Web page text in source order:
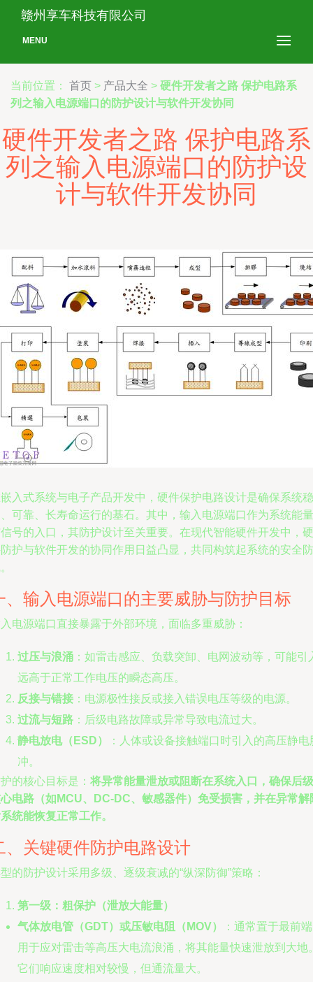
赣州享车科技有限公司
MENU
当前位置： 首页 > 产品大全 > 硬件开发者之路 保护电路系
列之输入电源端口的防护设计与软件开发协同
硬件开发者之路 保护电路系
列之输入电源端口的防护设
计与软件开发协同
入式系统与电子产品开发中，硬件保护电路设计是确保系统稳
可靠、长寿命运行的基石。其中，输入电源端口作为系统能量
号的入口，其防护设计至关重要。在现代智能硬件开发中，硬
护与软件开发的协同作用日益凸显，共同构筑起系统的安全防
、输入电源端口的主要威胁与防护目标
电源端口直接暴露于外部环境，面临多重威胁：
过压与浪涌 ：如雷击感应、负载突卸、电网波动等，可能引
远高于正常工作电压的瞬态高压。
反接与错接 ：电源极性接反或接入错误电压等级的电源。
过流与短路 ：后级电路故障或异常导致电流过大。
静电放电（ESD）
：人体或设备接触端口时引入的高压静电
冲。
的核心目标是： 将异常能量泄放或阻断在系统入口，确保后级
电路（如MCU、DC-DC、敏感器件）免受损害，并在异常解
统能恢复正常工作。
、关键硬件防护电路设计
的防护设计采用多级、逐级衰减的“纵深防御”策略：
第一级：粗保护（泄放大能量）
气体放电管（GDT）或压敏电阻（MOV）
：通常置于最前
用于应对雷击等高压大电流浪涌，将其能量快速泄放到大地
它们响应速度相对较慢，但通流量大。